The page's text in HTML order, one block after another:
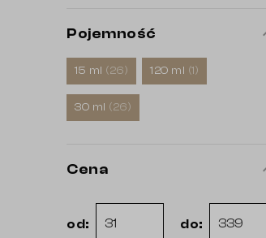
Pojemność
15 ml (26) 120 ml (1)
30 ml (26)
Cena
od: do: